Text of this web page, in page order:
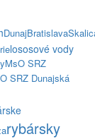
DunajBratislava
lososové vody
MsO SRZ
SRZ Dunajská
rybársky